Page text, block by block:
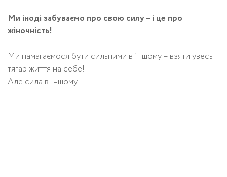
Ми іноді забуваємо про свою силу – і це про
жіночність!
Ми намагаємося бути сильними в іншому – взяти увесь
тягар життя на себе!
Але сила в іншому.